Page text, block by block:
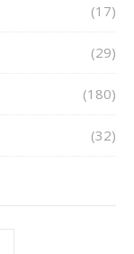
(17)
(29)
(180)
(32)